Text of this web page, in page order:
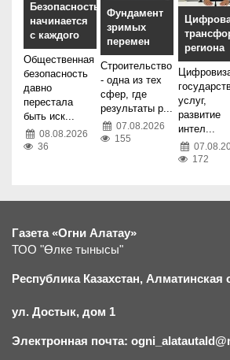
Безопасность
начинается
с каждого
Общественная
безопасность
давно
перестала
быть иск...
08.08.2026
36
Фундамент
зримых
перемен
Строительство
- одна из тех
сфер, где
результаты р...
07.08.2026
155
региона
услуг,
развитие
интел...
172
Газета «Огни Алатау»
ТОО "Өлке тынысы"
Республика Казахстан, Алматинская
ул. Достык, дом 1
Электронная почта: